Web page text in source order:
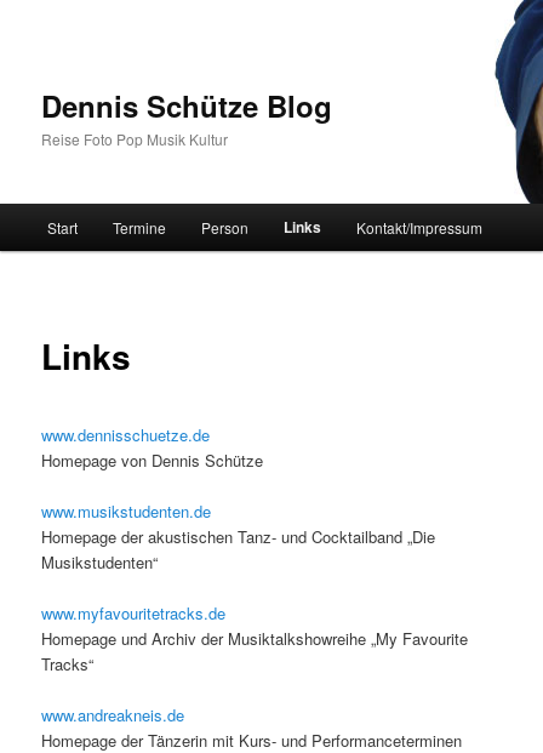
Dennis Schütze Blog
Reise Foto Pop Musik Kultur
Start Termine Person Links Kontakt/Impressum
Links
www.dennisschuetze.de
Homepage von Dennis Schütze
www.musikstudenten.de
Homepage der akustischen Tanz- und Cocktailband „Die
Musikstudenten“
www.myfavouritetracks.de
Homepage und Archiv der Musiktalkshowreihe „My Favourite
Tracks“
www.andreakneis.de
Homepage der Tänzerin mit Kurs- und Performanceterminen